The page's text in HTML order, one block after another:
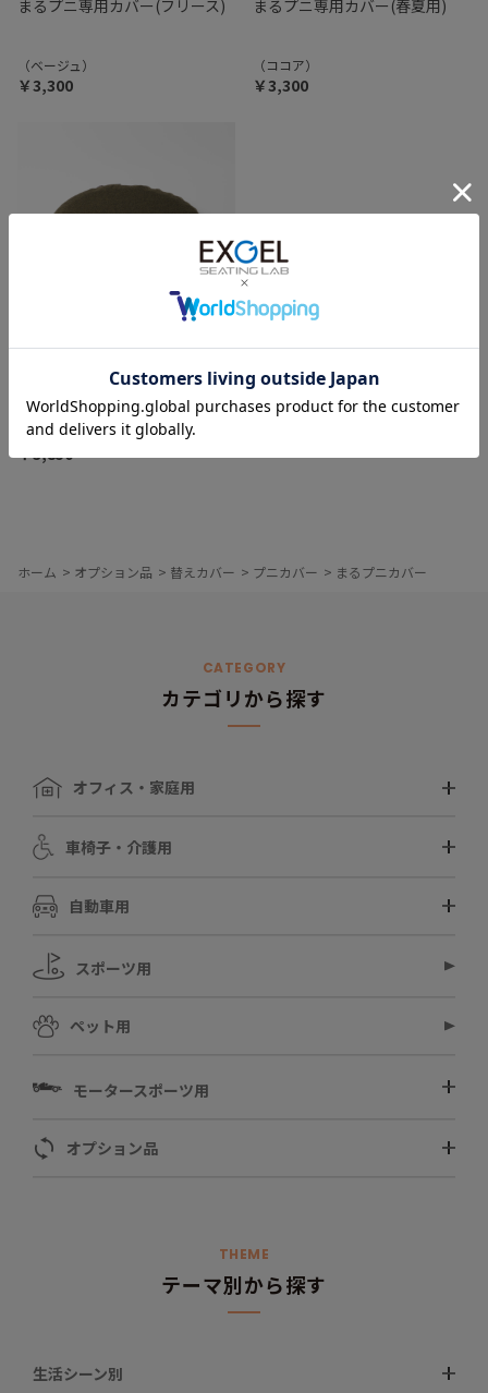
まるプニ専用カバー(フリース)
（ベージュ）
￥3,300
まるプニ専用カバー(春夏用)
（ココア）
￥3,300
まるプニ専用カバー(ツイード
（ブラウン）
￥3,850
ホーム > オプション品 > 替えカバー > プニカバー > まるプニカバー
CATEGORY
カテゴリから探す
オフィス・家庭用
車椅子・介護用
自動車用
スポーツ用
ペット用
モータースポーツ用
オプション品
THEME
テーマ別から探す
生活シーン別